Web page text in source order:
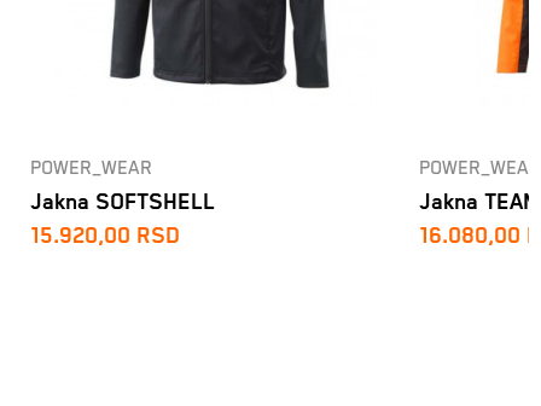
POWER_WEAR
Jakna SOFTSHELL
15.920,00 RSD
POWER_WEAR
Jakna
16.080,00